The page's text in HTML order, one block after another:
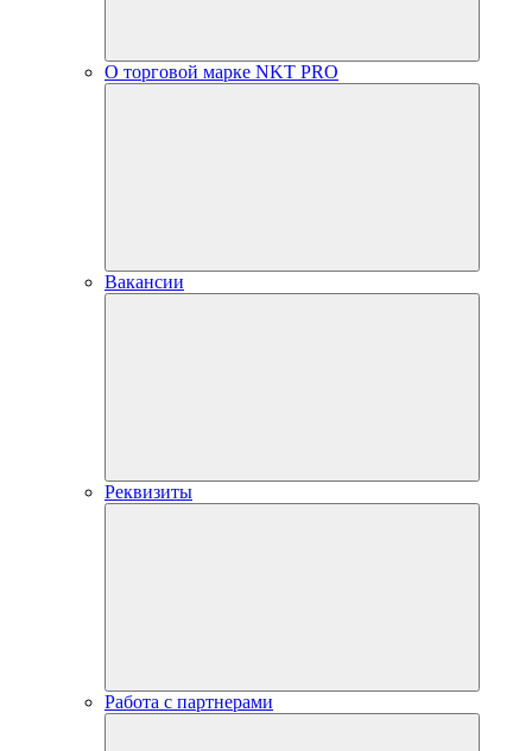
О торговой марке NKT PRO
Вакансии
Реквизиты
Работа с партнерами